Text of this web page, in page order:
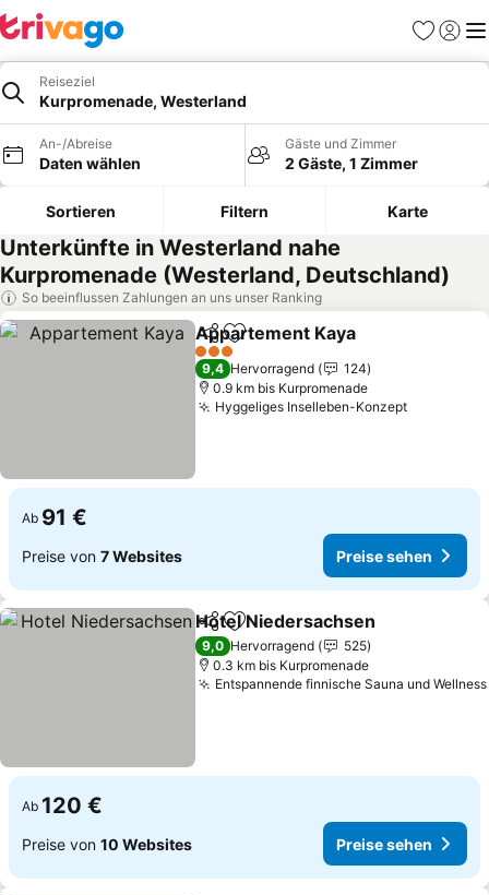
Favoriten
Reiseziel
Kurpromenade, Westerland
An-/Abreise
Daten wählen
Gäste und Zimmer
2 Gäste, 1 Zimmer
Sortieren Filtern Karte
Unterkünfte in Westerland nahe
Kurpromenade (Westerland, Deutschland)
So beeinflussen Zahlungen an uns unser Ranking
TeilenZu Favoriten hinzufügen
Appartement Kaya
3 Sterne
9,4 Hervorragend
124
0.9 km bis Kurpromenade
Hyggeliges Inselleben-KonzeptPreise
Ab 91 €
Preise von 7 Websites Preise sehen
TeilenZu Favoriten hinzufügen
Hotel Niedersachsen
9,0 Hervorragend
525
0.3 km bis Kurpromenade
Entspannende finnische Sauna und Wellness
Ab 120 €
Preise von 10 Websites Preise sehen